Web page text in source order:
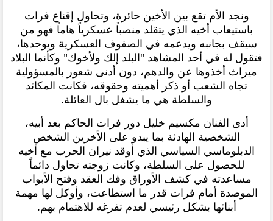
ونجد الأم تقع بين الأخين حائرة، وتحاول إقناع فرات
باستيعاب أخيه الذي يتقلد منصباً عسكرياً هاماً فهو من
سيقف بجانبه ويدعمه في الصفوف العسكرية ويوحدها،
فتقول له في أحد المشاهد "البلد إلك ولأخوك" وكأنما البلاد
ميراث أخذوها عن والدهم، دون أدنى شعور بالمسؤولية
تجاه الشعب أو ذكر أهميته وحقوقه، فكانت المكائد
والسلطة هي ما يشغل بال العائلة.
أدى الفنان مكسيم خليل دور فرات الحاكم بعد أبيه،
الشخصية الهادئة بما يبدو على الأخرين الشخص
الدبلوماسي السياسي الذي أوقد نيران الحرب مع أخيه
للحصول على السلطة، وكانت زوجته تحاول دائماً
مساعدته في كشف الأوراق وفك العقد وفتح الأبواب
الموصدة أمام فرات قدر ما استطاعت، وأوكل لها مهمة
أبنائها بشكل رئيسي لعدم تفرغه للاهتمام بهم.